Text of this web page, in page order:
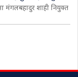
मंगलबहादुर शाही नियुक्त